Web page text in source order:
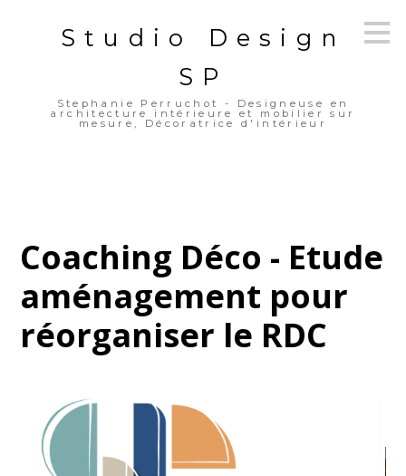
Studio Design
SP
Stephanie Perruchot - Designeuse en
architecture intérieure et mobilier sur
mesure, Décoratrice d'intérieur
ACCUEIL
À PROPOS
PROJETS & RÉALISATIONS
Coaching Déco - Etude
aménagement pour
réorganiser le RDC